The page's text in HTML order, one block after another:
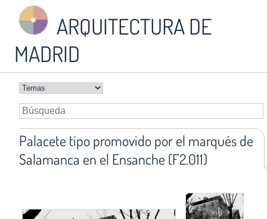
ARQUITECTURA DE
MADRID
Palacete tipo promovido por el marqués de
Salamanca en el Ensanche (F2.011)